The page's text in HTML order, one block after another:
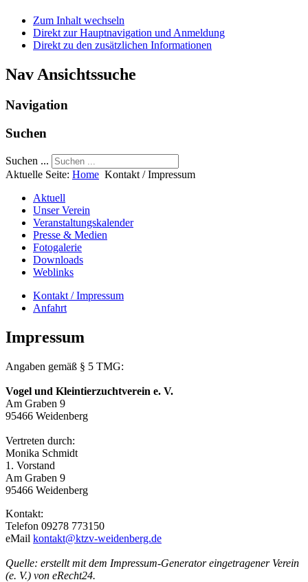
Zum Inhalt wechseln
Direkt zur Hauptnavigation und Anmeldung
Direkt zu den zusätzlichen Informationen
Nav Ansichtssuche
Navigation
Suchen
Suchen ...
Aktuelle Seite: Home Kontakt / Impressum
Aktuell
Unser Verein
Veranstaltungskalender
Presse & Medien
Fotogalerie
Downloads
Weblinks
Kontakt / Impressum
Anfahrt
Impressum
Angaben gemäß § 5 TMG:
Vogel und Kleintierzuchtverein e. V.
Am Graben 9
95466 Weidenberg
Vertreten durch:
Monika Schmidt
1. Vorstand
Am Graben 9
95466 Weidenberg
Kontakt:
Telefon 09278 773150
eMail kontakt@ktzv-weidenberg.de
Quelle: erstellt mit dem Impressum-Generator eingetragener Verein
(e. V.) von eRecht24.